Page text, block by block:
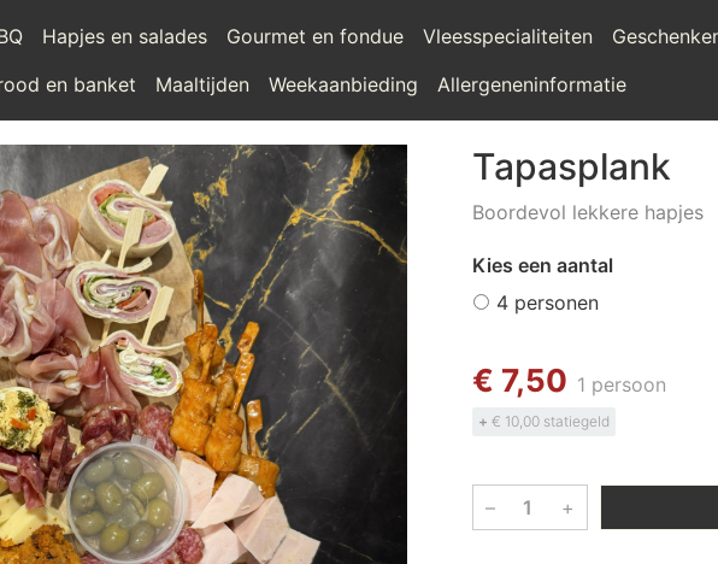
Hapjes en salades Gourmet en fondue Vleesspecialiteiten
en banket
Maaltijden Weekaanbieding Allergeneninformatie
Tapasplank
Boordevol lekkere hapjes
Kies een aantal
4 personen
€ 7,50 1 persoon
+ € 10,00 statiegeld
– +